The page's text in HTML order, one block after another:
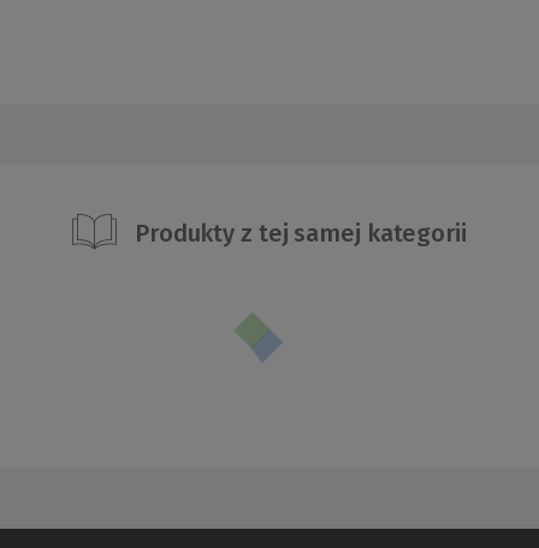
Produkty z tej samej kategorii